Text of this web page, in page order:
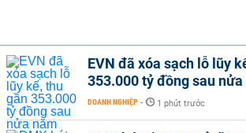
EVN đã xóa sạch lỗ lũy
353.000 tỷ đồng sau nửa
DOANH NGHIỆP - 1 phút trước